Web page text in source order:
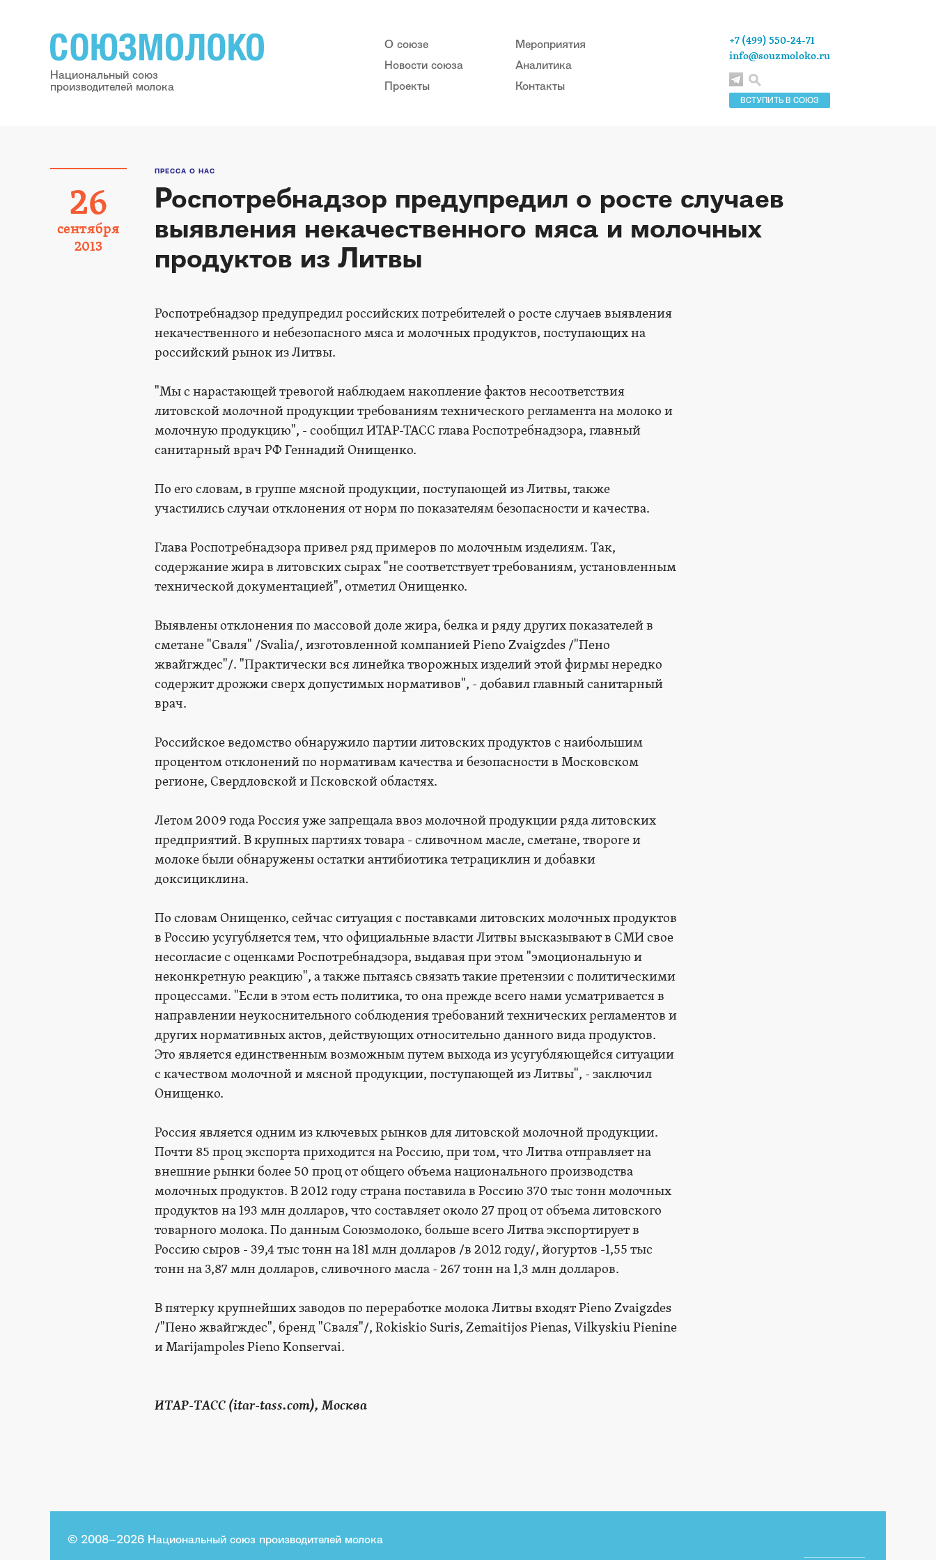
Национальный союз
производителей молока
О союзе
Новости союза
Проекты
Мероприятия
Аналитика
Контакты
ВСТУПИТЬ В СОЮЗ
+7 (499) 550-24-71
info@souzmoloko.ru
26
сентября
2013
ПРЕССА О НАС
Роспотребнадзор предупредил о росте случаев
выявления некачественного мяса и молочных
продуктов из Литвы
Роспотребнадзор предупредил российских потребителей о росте случаев выявления
некачественного и небезопасного мяса и молочных продуктов, поступающих на
российский рынок из Литвы.
"Мы с нарастающей тревогой наблюдаем накопление фактов несоответствия
литовской молочной продукции требованиям технического регламента на молоко и
молочную продукцию", - сообщил ИТАР-ТАСС глава Роспотребнадзора, главный
санитарный врач РФ Геннадий Онищенко.
По его словам, в группе мясной продукции, поступающей из Литвы, также
участились случаи отклонения от норм по показателям безопасности и качества.
Глава Роспотребнадзора привел ряд примеров по молочным изделиям. Так,
содержание жира в литовских сырах "не соответствует требованиям, установленным
технической документацией", отметил Онищенко.
Выявлены отклонения по массовой доле жира, белка и ряду других показателей в
сметане "Сваля" /Svalia/, изготовленной компанией Pieno Zvaigzdes /"Пено
жвайгждес"/. "Практически вся линейка творожных изделий этой фирмы нередко
содержит дрожжи сверх допустимых нормативов", - добавил главный санитарный
врач.
Российское ведомство обнаружило партии литовских продуктов с наибольшим
процентом отклонений по нормативам качества и безопасности в Московском
регионе, Свердловской и Псковской областях.
Летом 2009 года Россия уже запрещала ввоз молочной продукции ряда литовских
предприятий. В крупных партиях товара - сливочном масле, сметане, твороге и
молоке были обнаружены остатки антибиотика тетрациклин и добавки
доксициклина.
По словам Онищенко, сейчас ситуация с поставками литовских молочных продуктов
в Россию усугубляется тем, что официальные власти Литвы высказывают в СМИ свое
несогласие с оценками Роспотребнадзора, выдавая при этом "эмоциональную и
неконкретную реакцию", а также пытаясь связать такие претензии с политическими
процессами. "Если в этом есть политика, то она прежде всего нами усматривается в
направлении неукоснительного соблюдения требований технических регламентов и
других нормативных актов, действующих относительно данного вида продуктов.
Это является единственным возможным путем выхода из усугубляющейся ситуации
с качеством молочной и мясной продукции, поступающей из Литвы", - заключил
Онищенко.
Россия является одним из ключевых рынков для литовской молочной продукции.
Почти 85 проц экспорта приходится на Россию, при том, что Литва отправляет на
внешние рынки более 50 проц от общего объема национального производства
молочных продуктов. В 2012 году страна поставила в Россию 370 тыс тонн молочных
продуктов на 193 млн долларов, что составляет около 27 проц от объема литовского
товарного молока. По данным Союзмолоко, больше всего Литва экспортирует в
Россию сыров - 39,4 тыс тонн на 181 млн долларов /в 2012 году/, йогуртов -1,55 тыс
тонн на 3,87 млн долларов, сливочного масла - 267 тонн на 1,3 млн долларов.
В пятерку крупнейших заводов по переработке молока Литвы входят Pieno Zvaigzdes
/"Пено жвайгждес", бренд "Сваля"/, Rokiskio Suris, Zemaitijos Pienas, Vilkyskiu Pienine
и Marijampoles Pieno Konservai.
ИТАР-ТАСС (itar-tass.com), Москва
© 2008–2026 Национальный союз производителей молока